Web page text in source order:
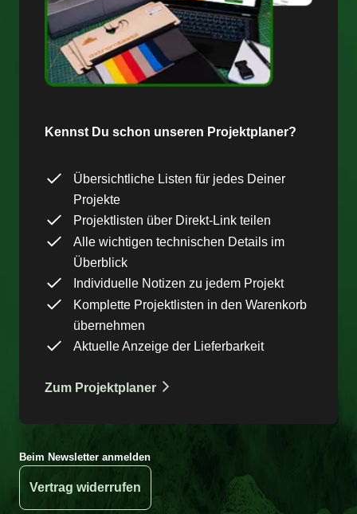
Kennst Du schon unseren Projektplaner?
Übersichtliche Listen für jedes Deiner
Projekte
Projektlisten über Direkt-Link teilen
Alle wichtigen technischen Details im
Überblick
Individuelle Notizen zu jedem Projekt
Komplette Projektlisten in den Warenkorb
übernehmen
Aktuelle Anzeige der Lieferbarkeit
Zum Projektplaner
Beim Newsletter anmelden
Vertrag widerrufen